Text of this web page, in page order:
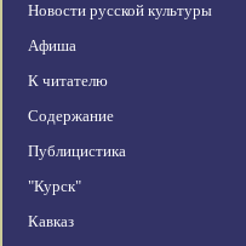
Новости русской культуры
Афиша
К читателю
Содержание
Публицистика
"Курск"
Кавказ